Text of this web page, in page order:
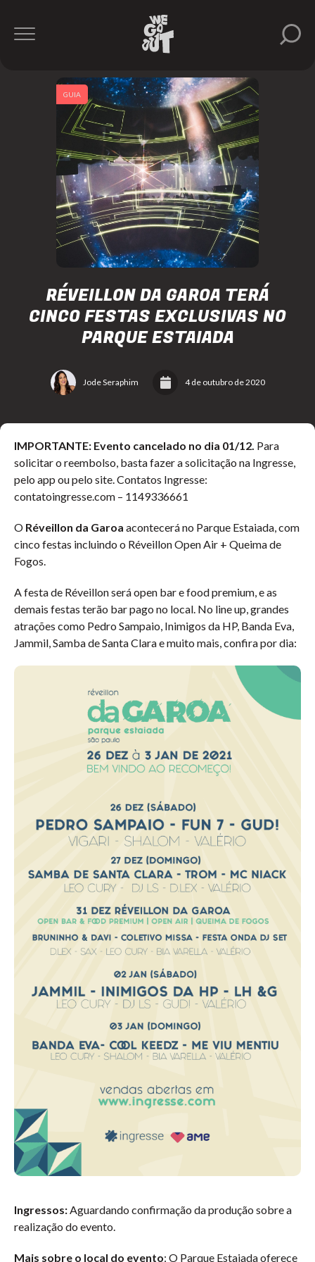
RÉVEILLON DA GAROA TERÁ
CINCO FESTAS EXCLUSIVAS NO
PARQUE ESTAIADA
Jode Seraphim 4 de outubro de 2020
GUIA
IMPORTANTE: Evento cancelado no dia 01/12. Para
solicitar o reembolso, basta fazer a solicitação na Ingresse,
pelo app ou pelo site. Contatos Ingresse:
contatoingresse.com – 1149336661
O Réveillon da Garoa acontecerá no Parque Estaiada, com
cinco festas incluindo o Réveillon Open Air + Queima de
Fogos.
A festa de Réveillon será open bar e food premium, e as
demais festas terão bar pago no local. No line up, grandes
atrações como Pedro Sampaio, Inimigos da HP, Banda Eva,
Jammil, Samba de Santa Clara e muito mais, confira por dia:
Ingressos:Aguardando confirmação da produção sobre a
realização do evento.
Mais sobre o local do evento: O Parque Estaiada oferece